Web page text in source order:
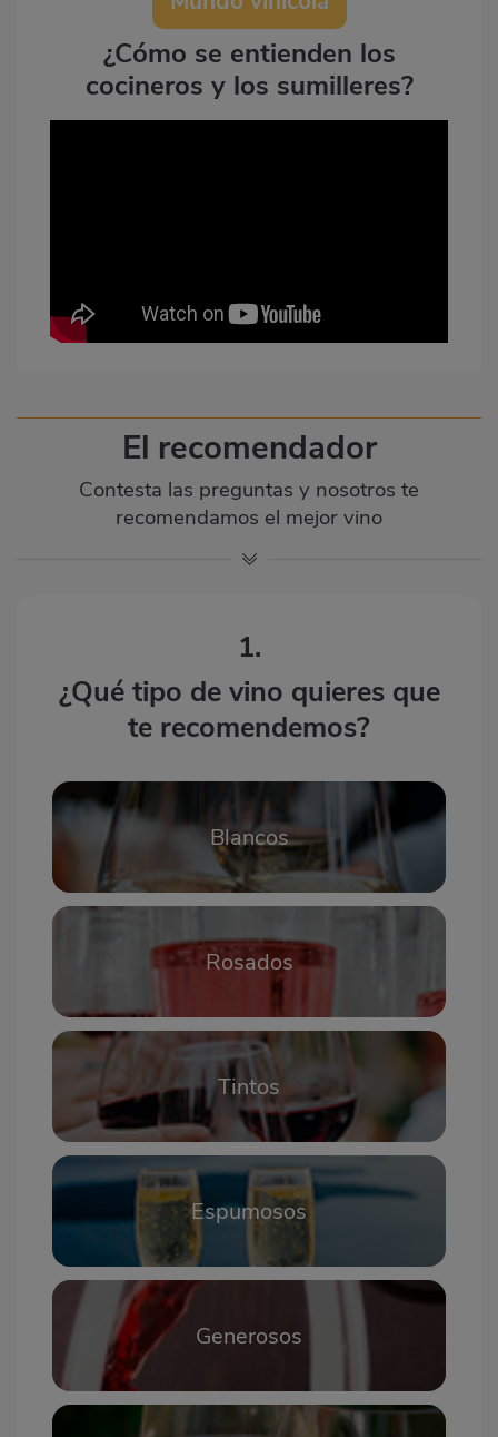
¿Cómo se entienden los
cocineros y los sumilleres?
El recomendador
Contesta las preguntas y nosotros te
recomendamos el mejor vino
1.
¿Qué tipo de vino quieres que
te recomendemos?
Blancos
Rosados
Tintos
Espumosos
Generosos